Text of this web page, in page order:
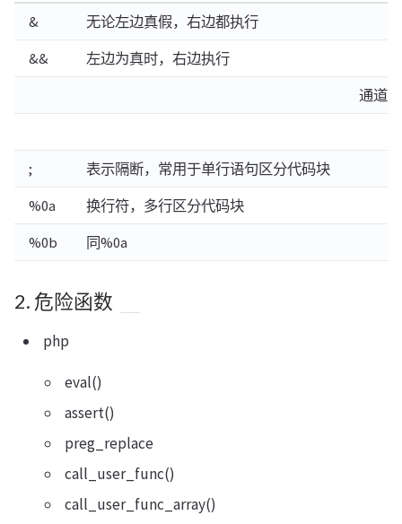
& 无论左边真假，右边都执行
&& 左边为真时，右边执行
通道
; 表示隔断，常用于单行语句区分代码块
%0a 换行符，多行区分代码块
%0b 同%0a
2. 危险函数
php
eval()
assert()
preg_replace
call_user_func()
call_user_func_array()